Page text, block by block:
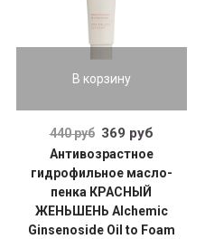
В корзину
440 руб 369 руб
Антивозрастное
гидрофильное масло-
пенка КРАСНЫЙ
ЖЕНЬШЕНЬ Alchemic
Ginsenoside Oil to Foam